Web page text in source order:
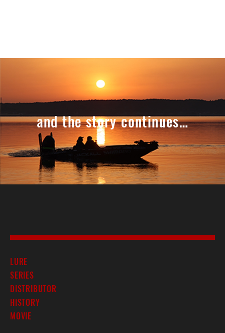
and the story continues…
LURE
SERIES
DISTRIBUTOR
HISTORY
MOVIE